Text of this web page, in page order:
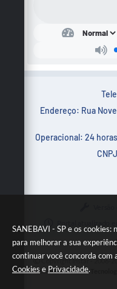
SANEBAVI - SP e os cookies:
para melhorar a sua
continuar você concorda com
Cookies e Privacidade.
Endereço: Rua
Operacional: 24
Copyright Instar - 2006-
reservados -Instar